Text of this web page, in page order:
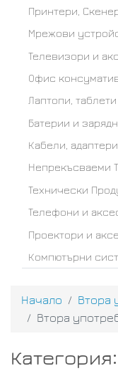
Принтери,
Мрежови
Телевизори и
Офис
Лаптопи,
Батерии и
Кабели,
Непрекъсваеми
Технически
Телефони и
Проектори и
Компютърни
Начало
Втора
Втора
Категория: